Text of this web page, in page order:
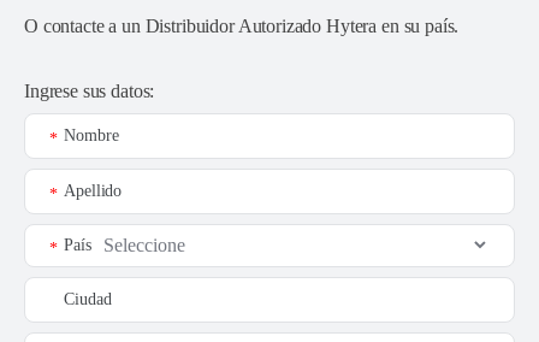
O contacte a un Distribuidor Autorizado Hytera en su país.
Ingrese sus datos:
Nombre
*
Apellido
*
País
*
Ciudad